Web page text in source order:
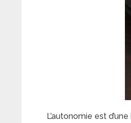
L’autonomie est